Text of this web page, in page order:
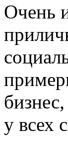
Очень
у всех